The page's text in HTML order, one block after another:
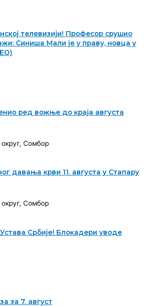
телевизији! Професор срушио
Синиша Мали је у праву, новца у
ред вожње до краја августа
, Сомбор
давања крви 11. августа у Стапару
, Сомбор
Србије! Блокадери уводе
за 7. август